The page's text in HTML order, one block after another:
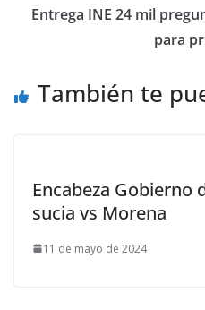
Entrega INE 24 mil
para
También te
Encabeza Gobierno
sucia vs Morena
11 de mayo de 2024